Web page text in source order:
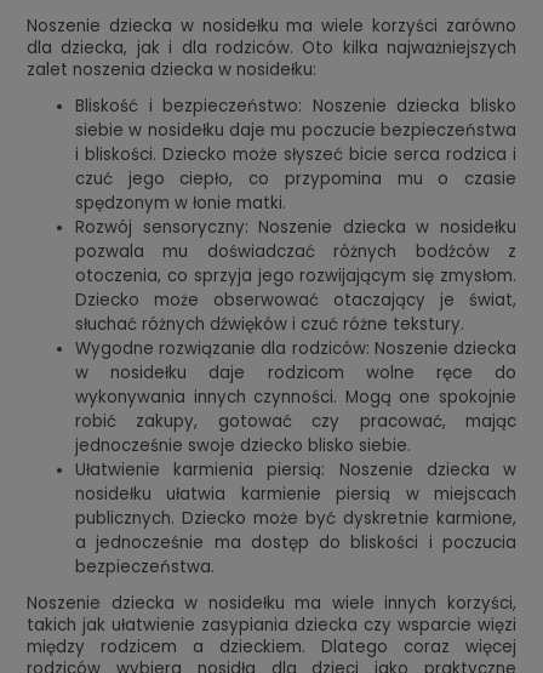
Noszenie dziecka w nosidełku ma wiele korzyści zarówno
dla dziecka, jak i dla rodziców. Oto kilka najważniejszych
zalet noszenia dziecka w nosidełku:
Bliskość i bezpieczeństwo: Noszenie dziecka blisko
siebie w nosidełku daje mu poczucie bezpieczeństwa
i bliskości. Dziecko może słyszeć bicie serca rodzica i
czuć jego ciepło, co przypomina mu o czasie
spędzonym w łonie matki.
Rozwój sensoryczny: Noszenie dziecka w nosidełku
pozwala mu doświadczać różnych bodźców z
otoczenia, co sprzyja jego rozwijającym się zmysłom.
Dziecko może obserwować otaczający je świat,
słuchać różnych dźwięków i czuć różne tekstury.
Wygodne rozwiązanie dla rodziców: Noszenie dziecka
w nosidełku daje rodzicom wolne ręce do
wykonywania innych czynności. Mogą one spokojnie
robić zakupy, gotować czy pracować, mając
jednocześnie swoje dziecko blisko siebie.
Ułatwienie karmienia piersią: Noszenie dziecka w
nosidełku ułatwia karmienie piersią w miejscach
publicznych. Dziecko może być dyskretnie karmione,
a jednocześnie ma dostęp do bliskości i poczucia
bezpieczeństwa.
Noszenie dziecka w nosidełku ma wiele innych korzyści,
takich jak ułatwienie zasypiania dziecka czy wsparcie więzi
między rodzicem a dzieckiem. Dlatego coraz więcej